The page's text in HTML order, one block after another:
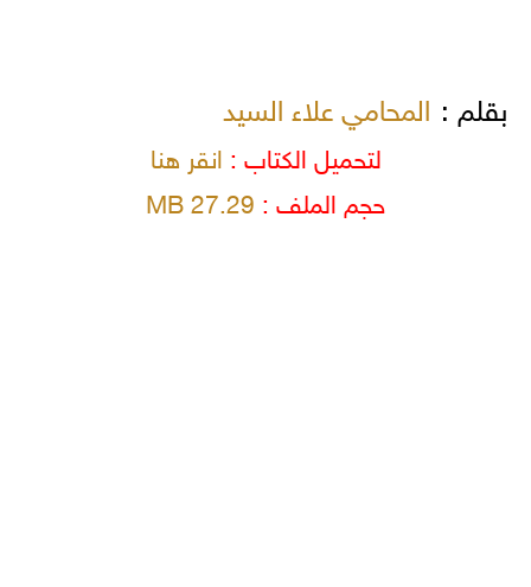
بقلم : المحامي علاء السيد
لتحميل الكتاب :انقر هنا
حجم الملف : 27.29 MB